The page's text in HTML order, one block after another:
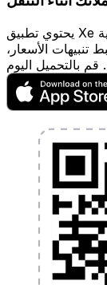
يحتوي تطبيق Xe على كل ما تحتاجه لإجراء التحويلات المالية
تنبيهات الأسعار،